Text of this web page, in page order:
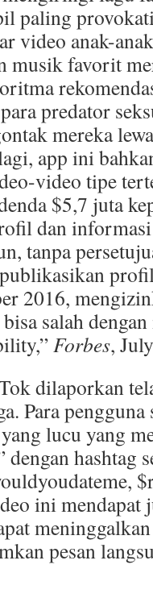
paling
video anak-
musik favorit
predator
mereka
app ini
video tipe
$5,7 juta
dan
tanpa
2016,
salah
Forbes,
dilaporkan
Para
lucu yang
dengan hashtag
ini mendapat
pesan